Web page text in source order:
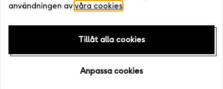
användningen av våra cookies.
Tillåt alla cookies
Anpassa cookies